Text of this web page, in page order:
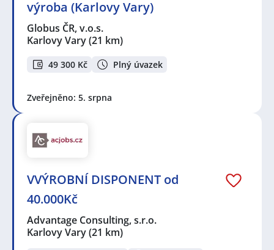
výroba (Karlovy Vary)
Globus ČR, v.o.s.
Karlovy Vary(21 km)
49 300 Kč Plný úvazek
Zveřejněno: 5. srpna
VVÝROBNÍ DISPONENT od
40.000Kč
Advantage Consulting, s.r.o.
Karlovy Vary(21 km)